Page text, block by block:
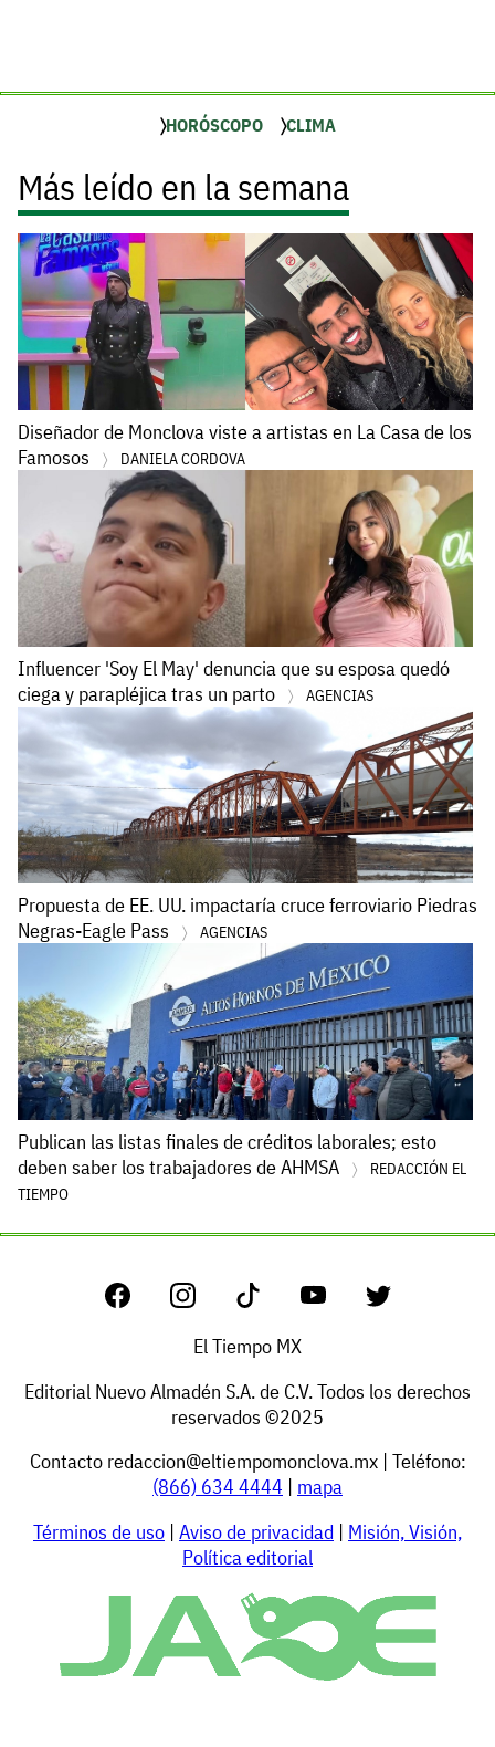
HORÓSCOPO CLIMA
Más leído en la semana
Diseñador de Monclova viste a artistas en La Casa de los
Famosos
DANIELA CORDOVA
Influencer 'Soy El May' denuncia que su esposa quedó
ciega y parapléjica tras un parto
AGENCIAS
Propuesta de EE. UU. impactaría cruce ferroviario Piedras
Negras-Eagle Pass
AGENCIAS
Publican las listas finales de créditos laborales; esto
deben saber los trabajadores de AHMSA
REDACCIÓN EL
TIEMPO
El Tiempo MX
Editorial Nuevo Almadén S.A. de C.V. Todos los derechos
reservados ©2025
Contacto redaccion@eltiempomonclova.mx| Teléfono:
(866) 634 4444 | mapa
Términos de uso | Aviso de privacidad | Misión, Visión,
Política editorial